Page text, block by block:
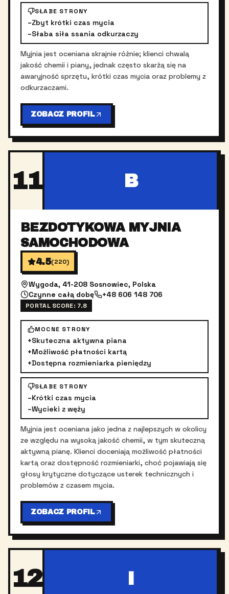
SŁABE STRONY
–Zbyt krótki czas mycia
–Słaba siła ssania odkurzaczy
Myjnia jest oceniana skrajnie różnie; klienci chwalą
jakość chemii i piany, jednak często skarżą się na
awaryjność sprzętu, krótki czas mycia oraz problemy z
odkurzaczami.
ZOBACZ PROFIL
11 B
BEZDOTYKOWA MYJNIA
SAMOCHODOWA
4.5(220)
Wygoda, 41-208 Sosnowiec, Polska
Czynne całą dobę
+48 606 148 706
PORTAL SCORE:7.8
MOCNE STRONY
+Skuteczna aktywna piana
+Możliwość płatności kartą
+Dostępna rozmieniarka pieniędzy
SŁABE STRONY
–Krótki czas mycia
–Wycieki z węży
Myjnia jest oceniana jako jedna z najlepszych w okolicy
ze względu na wysoką jakość chemii, w tym skuteczną
aktywną pianę. Klienci doceniają możliwość płatności
kartą oraz dostępność rozmieniarki, choć pojawiają się
głosy krytyczne dotyczące usterek technicznych i
problemów z czasem mycia.
ZOBACZ PROFIL
12